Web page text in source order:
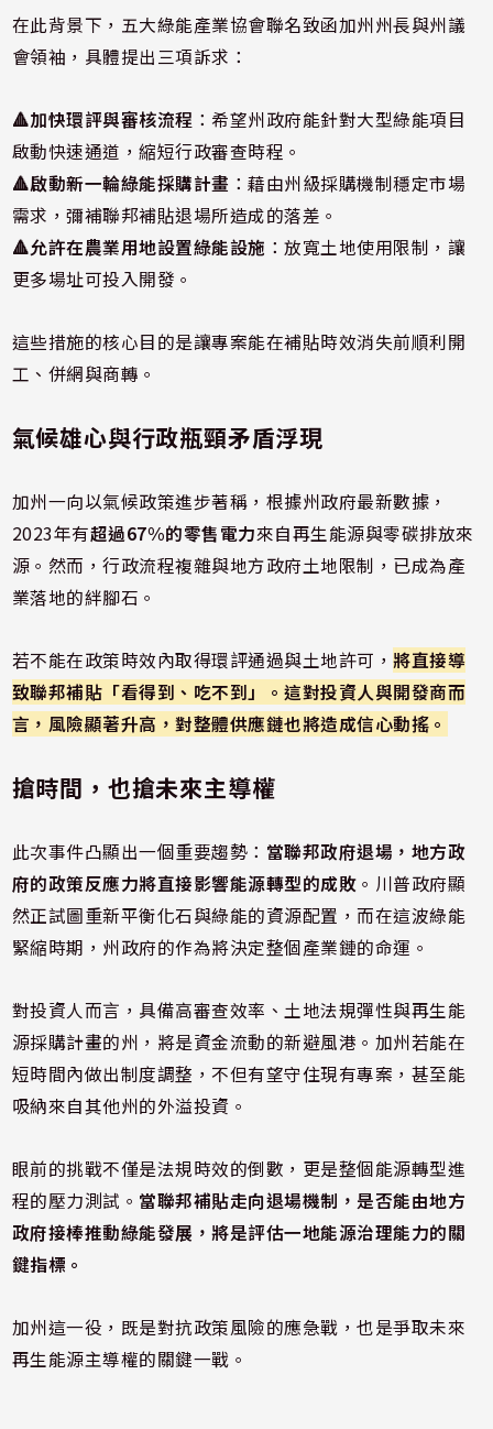
在此背景下，五大綠能產業協會聯名致函加州州長與州議
會領袖，具體提出三項訴求：
🔺加快環評與審核流程 ：希望州政府能針對大型綠能項目
啟動快速通道，縮短行政審查時程。
🔺啟動新一輪綠能採購計畫 ：藉由州級採購機制穩定市場
需求，彌補聯邦補貼退場所造成的落差。
🔺允許在農業用地設置綠能設施 ：放寬土地使用限制，讓
更多場址可投入開發。
這些措施的核心目的是讓專案能在補貼時效消失前順利開
工、併網與商轉。
氣候雄心與行政瓶頸矛盾浮現
加州一向以氣候政策進步著稱，根據州政府最新數據，
2023年有超過67%的零售電力來自再生能源與零碳排放來
源。然而，行政流程複雜與地方政府土地限制，已成為產
業落地的絆腳石。
若不能在政策時效內取得環評通過與土地許可，將直接導
致聯邦補貼「看得到、吃不到」。這對投資人與開發商而
言，風險顯著升高，對整體供應鏈也將造成信心動搖。
搶時間，也搶未來主導權
此次事件凸顯出一個重要趨勢： 當聯邦政府退場，地方政
府的政策反應力將直接影響能源轉型的成敗 。川普政府顯
然正試圖重新平衡化石與綠能的資源配置，而在這波綠能
緊縮時期，州政府的作為將決定整個產業鏈的命運。
對投資人而言，具備高審查效率、土地法規彈性與再生能
源採購計畫的州，將是資金流動的新避風港。加州若能在
短時間內做出制度調整，不但有望守住現有專案，甚至能
吸納來自其他州的外溢投資。
眼前的挑戰不僅是法規時效的倒數，更是整個能源轉型進
程的壓力測試。 當聯邦補貼走向退場機制，是否能由地方
政府接棒推動綠能發展，將是評估一地能源治理能力的關
鍵指標。
加州這一役，既是對抗政策風險的應急戰，也是爭取未來
再生能源主導權的關鍵一戰。